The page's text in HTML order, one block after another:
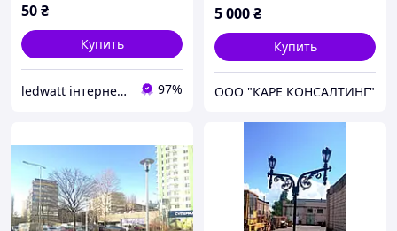
50₴
Купить
ledwatt інтернет-магазин світлодіодного освітлення 97%
5 000₴
Купить
ООО "КАРЕ КОНСАЛТИНГ"